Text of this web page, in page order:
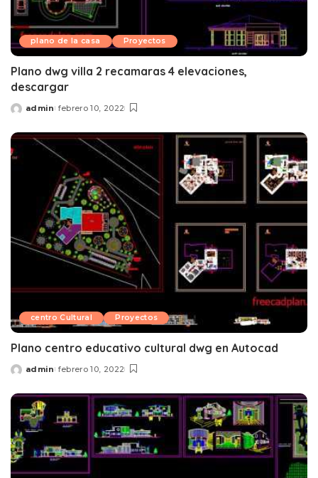
plano de la casa Proyectos
Plano dwg villa 2 recamaras 4 elevaciones,
descargar
Posted
admin febrero 10, 2022
centro Cultural Proyectos
Plano centro educativo cultural dwg en Autocad
Posted
admin febrero 10, 2022